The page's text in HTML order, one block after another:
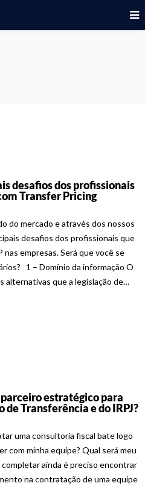
desafios dos profissionais
Transfer Pricing
do mercado e através dos nossos
desafios dos profissionais que
nas empresas. Será que você se
1 – Domínio da informação O
alternativas que a legislação de…
estratégico para
de Transferência e do IRPJ?
uma consultoria fiscal bate logo
com minha equipe? Qual será meu
ainda é preciso encontrar
na contratação de uma equipe